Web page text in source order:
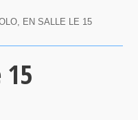
EN SALLE LE 15
15